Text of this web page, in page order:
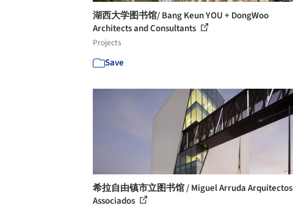
湖西大学图书馆/ Bang Keun YOU + DongWoo
Architects and Consultants
Projects
Save
希拉自由镇市立图书馆 / Miguel Arruda Arquitectos
Associados